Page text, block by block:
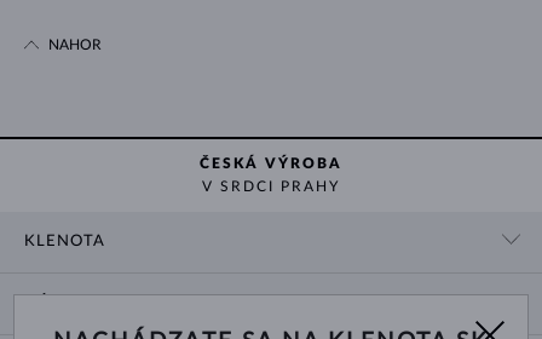
NAHOR
ČESKÁ VÝROBA
V SRDCI PRAHY
KLENOTA